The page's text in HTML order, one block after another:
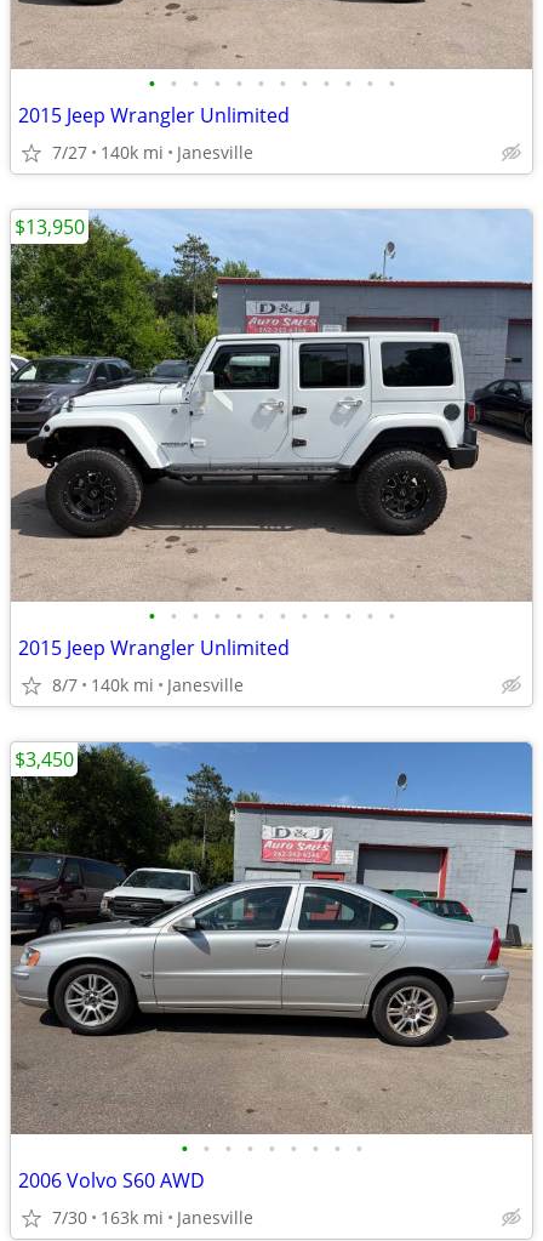
• • • • • • • • • • • •
2015 Jeep Wrangler Unlimited
7/27 140k mi Janesville
• • • • • • • • • • • •
2015 Jeep Wrangler Unlimited
8/7 140k mi Janesville
$13,950
• • • • • • • • •
2006 Volvo S60 AWD
7/30 163k mi Janesville
$3,450